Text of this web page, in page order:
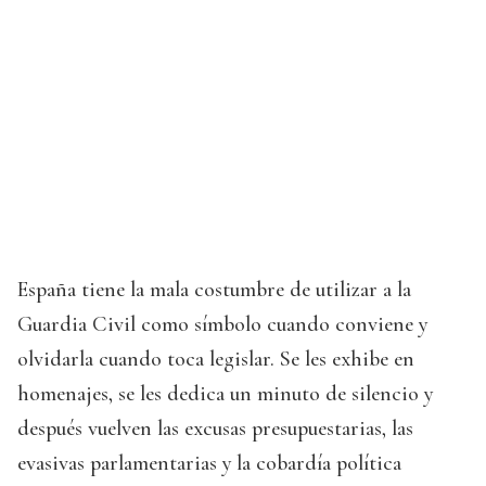
España tiene la mala costumbre de utilizar a la
Guardia Civil como símbolo cuando conviene y
olvidarla cuando toca legislar. Se les exhibe en
homenajes, se les dedica un minuto de silencio y
después vuelven las excusas presupuestarias, las
evasivas parlamentarias y la cobardía política